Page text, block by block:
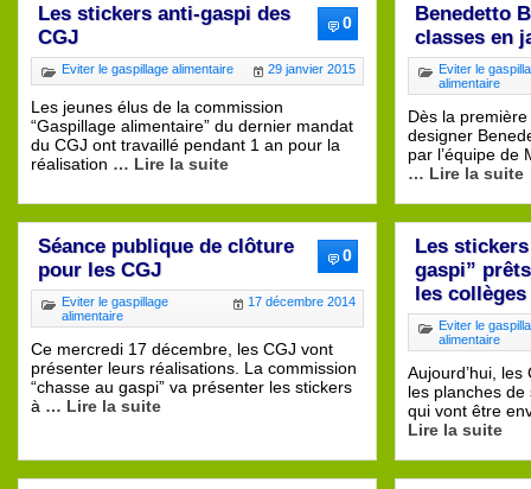
0
Les stickers anti-gaspi des
CGJ
29 janvier 2015
Eviter le gaspillage alimentaire
Les jeunes élus de la commission
“Gaspillage alimentaire” du dernier mandat
du CGJ ont travaillé pendant 1 an pour la
réalisation … Lire la suite
Benedetto
classes en
Eviter le
alimentaire
Dès la
designer
par l’équipe de
… Lire la suite
0
Séance publique de clôture
pour les CGJ
17 décembre 2014
Eviter le gaspillage
alimentaire
Ce mercredi 17 décembre, les CGJ vont
présenter leurs réalisations. La commission
“chasse au gaspi” va présenter les stickers
à … Lire la suite
Les
gaspi”
les collèges
Eviter le
alimentaire
Aujourd’hui,
les planches de
qui vont être
Lire la suite